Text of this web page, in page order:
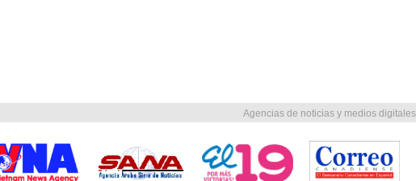
Agencias de noticias y medios digitales